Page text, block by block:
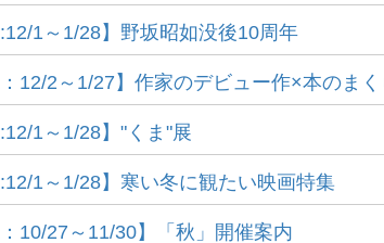
:12/1～1/28】野坂昭如没後10周年
：12/2～1/27】作家のデビュー作×本のま
1～1/28】"くま"展
:12/1～1/28】寒い冬に観たい映画特集
：10/27～11/30】「秋」開催案内